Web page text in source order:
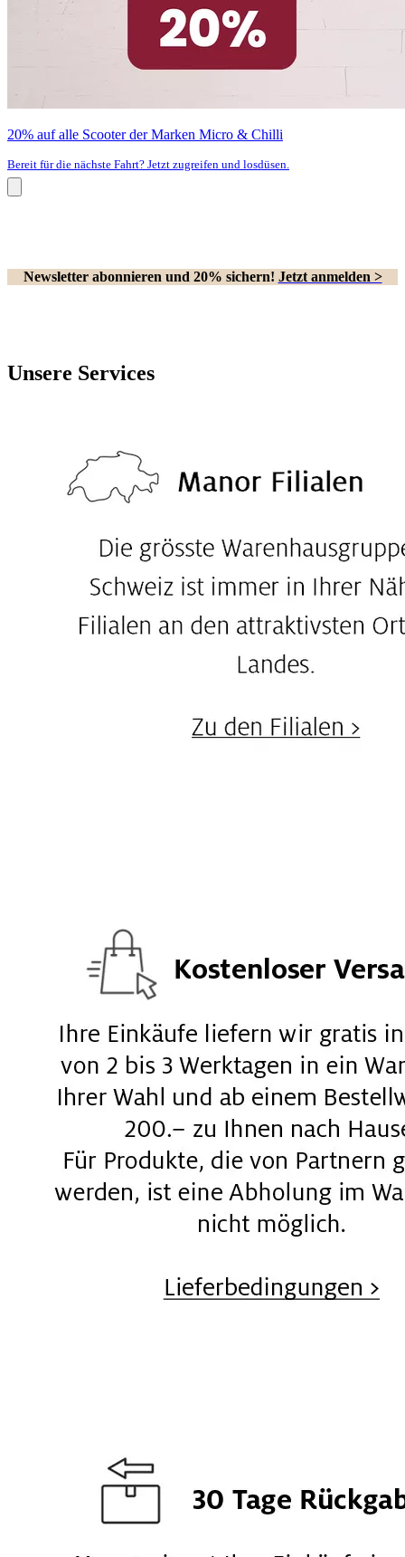
20% auf alle Scooter der Marken Micro & Chilli
Bereit für die nächste Fahrt? Jetzt zugreifen und losdüsen.
Newsletter abonnieren und 20% sichern! Jetzt anmelden >
Unsere Services